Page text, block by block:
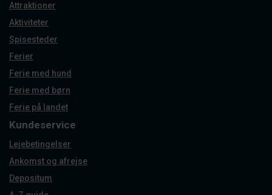
Attraktioner
Aktiviteter
Spisesteder
Ferier
Ferie med hund
Ferie med børn
Ferie på landet
Kundeservice
Lejebetingelser
Ankomst og afrejse
Depositum